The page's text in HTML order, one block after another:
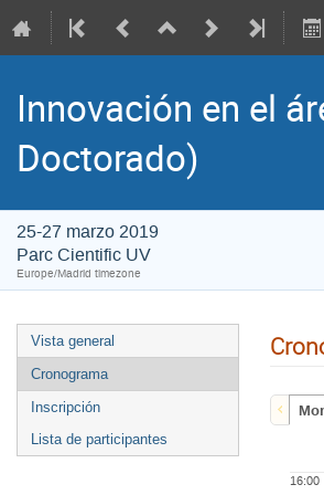
Innovación en el
Doctorado)
25-27 marzo 2019
Parc Cientific UV
Europe/Madrid timezone
Vista general
Cronograma
Inscripción
Lista de participantes
16:00